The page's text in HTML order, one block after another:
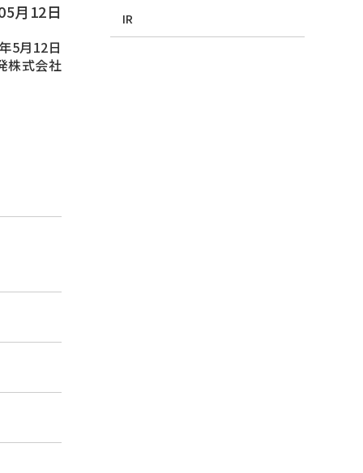
月12日
5月12日
株式会社
IR